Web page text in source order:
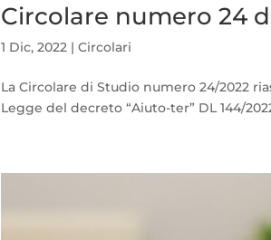
Circolare numero 24
1 Dic, 2022 |Circolari
La Circolare di Studio numero 24/2022
Legge del decreto “Aiuto-ter” DL 144/